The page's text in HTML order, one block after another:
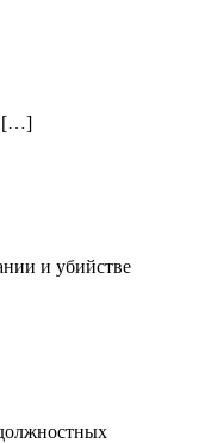
[…]
и убийстве